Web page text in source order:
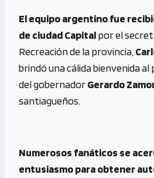
El equipo argentino fue
de ciudad Capitalpor el
Recreación de la provincia,
brindó una cálida bienvenida
del gobernadorGerardo
santiagueños.
Numerosos fanáticos se
entusiasmo para obtener